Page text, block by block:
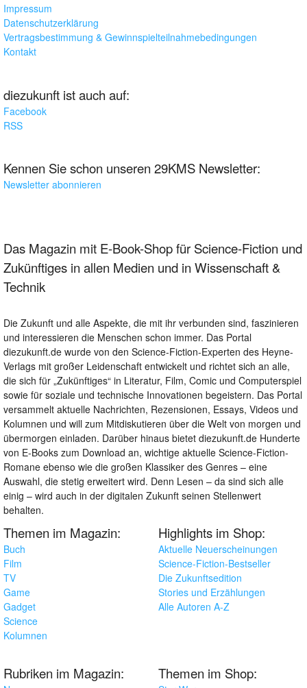
Impressum
Datenschutzerklärung
Vertragsbestimmung & Gewinnspielteilnahmebedingungen
Kontakt
diezukunft ist auch auf:
Facebook
RSS
Kennen Sie schon unseren 29KMS Newsletter:
Newsletter abonnieren
Das Magazin mit E-Book-Shop für Science-Fiction und
Zukünftiges in allen Medien und in Wissenschaft &
Technik
Die Zukunft und alle Aspekte, die mit ihr verbunden sind, faszinieren
und interessieren die Menschen schon immer. Das Portal
diezukunft.de wurde von den Science-Fiction-Experten des Heyne-
Verlags mit großer Leidenschaft entwickelt und richtet sich an alle,
die sich für „Zukünftiges“ in Literatur, Film, Comic und Computerspiel
sowie für soziale und technische Innovationen begeistern. Das Portal
versammelt aktuelle Nachrichten, Rezensionen, Essays, Videos und
Kolumnen und will zum Mitdiskutieren über die Welt von morgen und
übermorgen einladen. Darüber hinaus bietet diezukunft.de Hunderte
von E-Books zum Download an, wichtige aktuelle Science-Fiction-
Romane ebenso wie die großen Klassiker des Genres – eine
Auswahl, die stetig erweitert wird. Denn Lesen – da sind sich alle
einig – wird auch in der digitalen Zukunft seinen Stellenwert
behalten.
Themen im Magazin:
Buch
Film
TV
Game
Gadget
Science
Kolumnen
Highlights im Shop:
Aktuelle Neuerscheinungen
Science-Fiction-Bestseller
Die Zukunftsedition
Stories und Erzählungen
Alle Autoren A-Z
Rubriken im Magazin: Themen im Shop: